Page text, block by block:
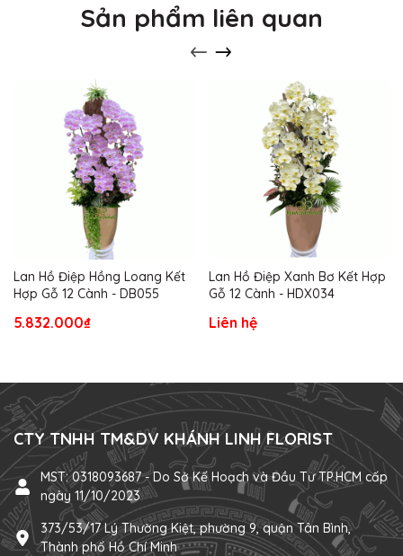
Sản phẩm liên quan
Lan Hồ Điệp Hồng Loang Kết
Hợp Gỗ 12 Cành - DB055
5.832.000₫
Lan Hồ Điệp Xanh Bơ Kết Hợp
Gỗ 12 Cành - HDX034
Liên hệ
CTY TNHH TM&DV KHÁNH LINH FLORIST
MST: 0318093687 - Do Sở Kế Hoạch và Đầu Tư TP.HCM cấp
ngày 11/10/2023
373/53/17 Lý Thường Kiệt, phường 9, quận Tân Bình,
Thành phố Hồ Chí Minh